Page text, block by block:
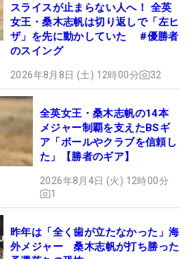
スライスが止まらない人へ！ 全英
女王・桑木志帆は切り返しで「左ヒ
ザ」を先に動かしていた #優勝者
のスイング
2026年8月8日 (土) 12時00分 32
全英女王・桑木志帆の14本
メジャー制覇を支えたBSギ
ア「ボールやクラブを信頼し
た」【勝者のギア】
2026年8月4日 (火) 12時00分
1
昨年は「全く歯が立たなかった」海
外メジャー 桑木志帆が打ち勝った